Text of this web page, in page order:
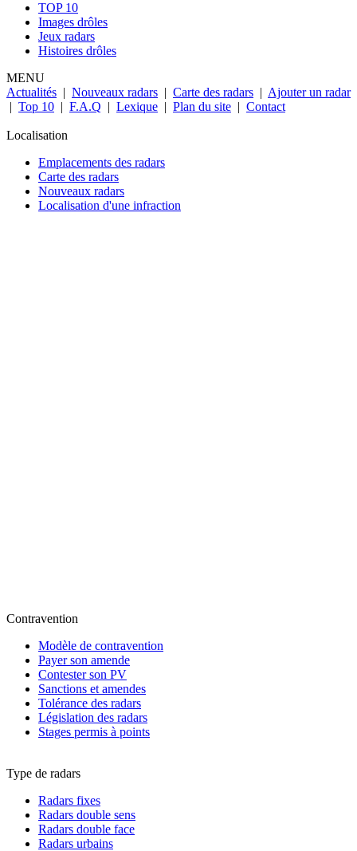
TOP 10
Images drôles
Jeux radars
Histoires drôles
MENU
Actualités | Nouveaux radars | Carte des radars | Ajouter un radar
| Top 10 | F.A.Q | Lexique | Plan du site | Contact
Localisation
Emplacements des radars
Carte des radars
Nouveaux radars
Localisation d'une infraction
Contravention
Modèle de contravention
Payer son amende
Contester son PV
Sanctions et amendes
Tolérance des radars
Législation des radars
Stages permis à points
Type de radars
Radars fixes
Radars double sens
Radars double face
Radars urbains